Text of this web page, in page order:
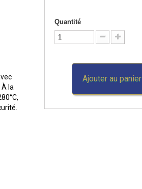
la
Quantité
Ajouter au panier